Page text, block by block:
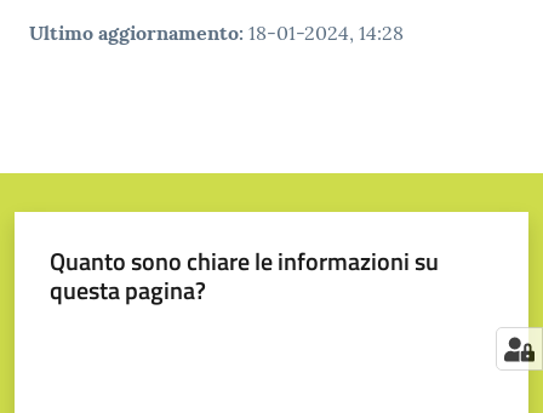
Ultimo aggiornamento: 18-01-2024, 14:28
Quanto sono chiare le informazioni su
questa pagina?